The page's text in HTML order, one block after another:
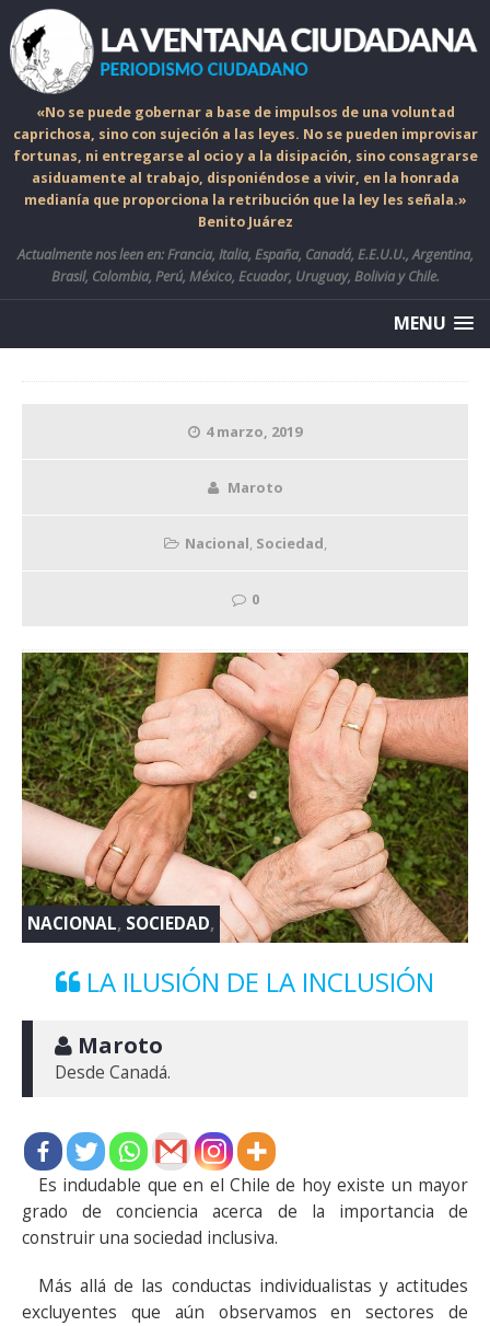
«No se puede gobernar a base de impulsos de una voluntad
caprichosa, sino con sujeción a las leyes. No se pueden improvisar
fortunas, ni entregarse al ocio y a la disipación, sino consagrarse
asiduamente al trabajo, disponiéndose a vivir, en la honrada
medianía que proporciona la retribución que la ley les señala.»
Benito Juárez
Actualmente nos leen en: Francia, Italia, España, Canadá, E.E.U.U., Argentina,
Brasil, Colombia, Perú, México, Ecuador, Uruguay, Bolivia y Chile.
MENU
4 marzo, 2019
Maroto
Nacional, Sociedad,
0
NACIONAL, SOCIEDAD,
LA ILUSIÓN DE LA INCLUSIÓN
Maroto
Desde Canadá.
Es indudable que en el Chile de hoy existe un mayor
grado de conciencia acerca de la importancia de
construir una sociedad inclusiva.
Más allá de las conductas individualistas y actitudes
excluyentes que aún observamos en sectores de